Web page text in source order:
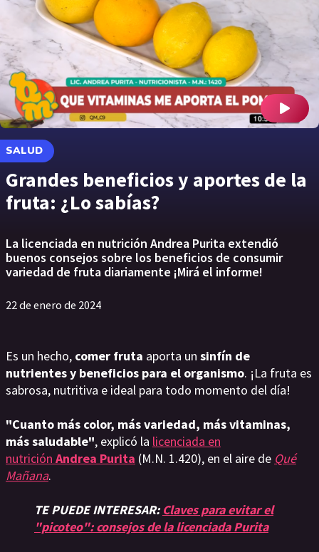
SALUD
Grandes beneficios y aportes de la
fruta: ¿Lo sabías?
La licenciada en nutrición Andrea Purita extendió
buenos consejos sobre los beneficios de consumir
variedad de fruta diariamente ¡Mirá el informe!
22 de enero de 2024
Es un hecho, comer fruta aporta un sinfín de
nutrientes y beneficios para el organismo. ¡La fruta es
sabrosa, nutritiva e ideal para todo momento del día!
"Cuanto más color, más variedad, más vitaminas,
más saludable", explicó la licenciada en
nutrición Andrea Purita (M.N. 1.420), en el aire de Qué
Mañana.
TE PUEDE INTERESAR:Claves para evitar el
"picoteo": consejos de la licenciada Purita